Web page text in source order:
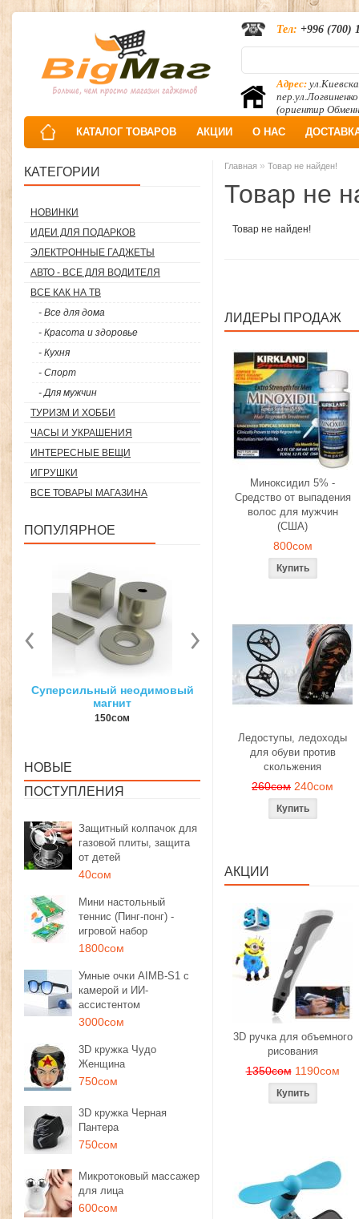
Адрес:
пер.ул.Логвиненко
(ориентир
Тел: +996 (700)
КАТАЛОГ ТОВАРОВ АКЦИИ О НАС
КАТЕГОРИИ
НОВИНКИ
ИДЕИ ДЛЯ ПОДАРКОВ
ЭЛЕКТРОННЫЕ ГАДЖЕТЫ
АВТО - ВСЕ ДЛЯ ВОДИТЕЛЯ
ВСЕ КАК НА ТВ
- Все для дома
- Красота и здоровье
- Кухня
- Спорт
- Для мужчин
ТУРИЗМ И ХОББИ
ЧАСЫ И УКРАШЕНИЯ
ИНТЕРЕСНЫЕ ВЕЩИ
ИГРУШКИ
ВСЕ ТОВАРЫ МАГАЗИНА
ПОПУЛЯРНОЕ
3D ручка для объемного
рисования
1350сом 1190сом
Загуститель волос
27гр
НОВЫЕ
ПОСТУПЛЕНИЯ
Защитный колпачок для
газовой плиты, защита
от детей
40сом
Мини настольный
теннис (Пинг-понг) -
игровой набор
1800сом
Умные очки AIMB-S1 с
камерой и ИИ-
ассистентом
3000сом
3D кружка Чудо
Женщина
750сом
3D кружка Черная
Пантера
750сом
Микротоковый массажер
для лица
600сом
Главная » Товар не найден!
Товар не
Товар не найден!
ЛИДЕРЫ ПРОДАЖ
Миноксидил 5% -
Средство от выпадения
волос для мужчин
(США)
800сом
Ледоступы, ледоходы
для обуви против
скольжения
260сом 240сом
АКЦИИ
3D ручка для объемного
рисования
1350сом 1190сом